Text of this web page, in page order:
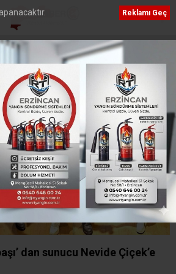
dan sunucu Nevide Çiçek’e
Reklamı Geç